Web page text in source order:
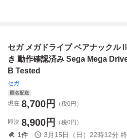
x CIB Tested
セガ メガドライブ ベアナックル
き 動作確認済み Sega Mega
B Tested
セガ
匿名配送
現在 8,700円 （税0円）
即決 8,900円 （税0円）
1件 3月15日（日）22時12分